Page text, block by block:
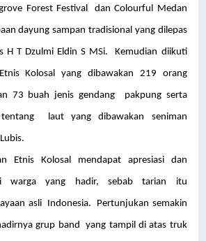
Forest Festival dan Colourful Medan
dayung sampan tradisional yang dilepas
H T Dzulmi Eldin S MSi. Kemudian diikuti
Kolosal yang dibawakan 219 orang
73 buah jenis gendang pakpung serta
laut yang dibawakan seniman
Etnis Kolosal mendapat apresiasi dan
warga yang hadir, sebab tarian itu
asli Indonesia. Pertunjukan semakin
grup band yang tampil di atas truk